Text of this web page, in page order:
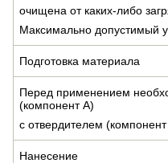
очищена от каких-либо
Максимально допустимый
Подготовка материала
Перед применением
(компонент А)
с отвердителем
Нанесение